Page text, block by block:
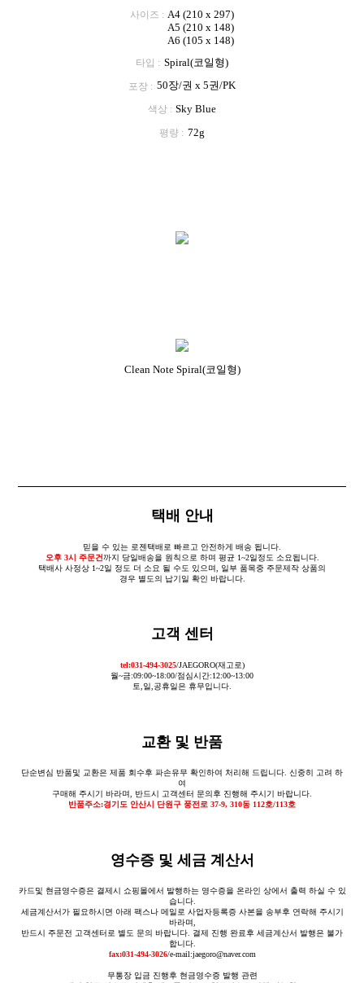
사이즈
A4 (210 x 297)
A5 (210 x 148)
A6 (105 x 148)
타입 Spiral(코일형)
포장 50장/권 x 5권/PK
색상 Sky Blue
평량 72g
Clean Note Spiral(코일형)
택배 안내
믿을 수 있는 로젠택배로 빠르고 안전하게 배송 됩니다.
오후 3시 주문건까지 당일배송을 원칙으로 하며 평균 1~2일정도 소요됩니다.
택배사 사정상 1~2일 정도 더 소요 될 수도 있으며, 일부 품목중 주문제작 상품의
경우 별도의 납기일 확인 바랍니다.
고객 센터
tel:031-494-3025/JAEGORO(재고로)
월~금:09:00~18:00/점심시간:12:00~13:00
토,일,공휴일은 휴무입니다.
교환 및 반품
단순변심 반품및 교환은 제품 회수후 파손유무 확인하여 처리해 드립니다. 신중히 고려 하
여
구매해 주시기 바라며, 반드시 고객센터 문의후 진행해 주시기 바랍니다.
반품주소:경기도 안산시 단원구 풍전로 37-9, 310동 112호/113호
영수증 및 세금 계산서
카드및 현금영수증은 결제시 쇼핑몰에서 발행하는 영수증을 온라인 상에서 출력 하실 수 있
습니다.
세금계산서가 필요하시면 아래 팩스나 메일로 사업자등록증 사본을 송부후 연락해 주시기
바라며,
반드시 주문전 고객센터로 별도 문의 바랍니다. 결제 진행 완료후 세금계산서 발행은 불가
합니다.
fax:031-494-3026/e-mail:jaegoro@naver.com
무통장 입금 진행후 현금영수증 발행 관련